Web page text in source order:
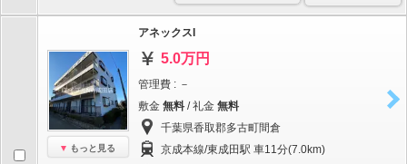
もっと見る
アネックスI
5.0万円
管理費 : －
敷金 無料 / 礼金 無料
千葉県香取郡多古町間倉
京成本線/東成田駅 車11分(7.0km)